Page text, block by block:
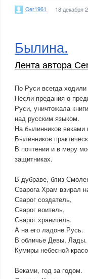
Cer1961 18 декабря
Былина.
Лента автора
По Руси всегда
Несли предания о
Руси, уничтожала
над русским языком.
На былинников веками
Былинников
В почтении и в меру
защитниках.
В дубраве, близ
Сварога Храм взирал
Сварог создатель,
Сварог воитель,
Сварог хранитель.
А на его ладоне Русь.
В обличье Девы, Лады.
Кумиры небесной
Веками, год за годом.